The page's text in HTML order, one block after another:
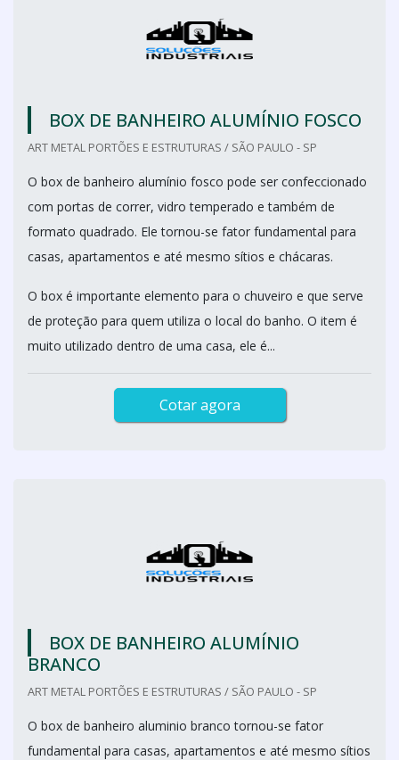
BOX DE BANHEIRO ALUMÍNIO FOSCO
ART METAL PORTÕES E ESTRUTURAS / SÃO PAULO - SP
O box de banheiro alumínio fosco pode ser confeccionado
com portas de correr, vidro temperado e também de
formato quadrado. Ele tornou-se fator fundamental para
casas, apartamentos e até mesmo sítios e chácaras.
O box é importante elemento para o chuveiro e que serve
de proteção para quem utiliza o local do banho. O item é
muito utilizado dentro de uma casa, ele é...
Cotar agora
BOX DE BANHEIRO ALUMÍNIO
BRANCO
ART METAL PORTÕES E ESTRUTURAS / SÃO PAULO - SP
O box de banheiro aluminio branco tornou-se fator
fundamental para casas, apartamentos e até mesmo sítios